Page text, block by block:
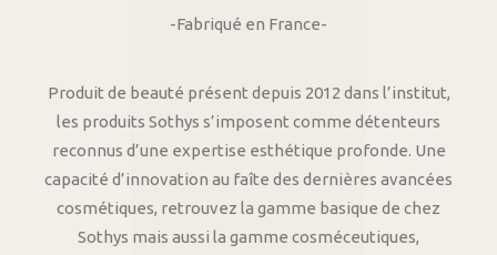
-Fabriqué en France-
Produit de beauté présent depuis 2012 dans l’institut,
les produits Sothys s’imposent comme détenteurs
reconnus d’une expertise esthétique profonde. Une
capacité d’innovation au faîte des dernières avancées
cosmétiques, retrouvez la gamme basique de chez
Sothys mais aussi la gamme cosméceutiques,